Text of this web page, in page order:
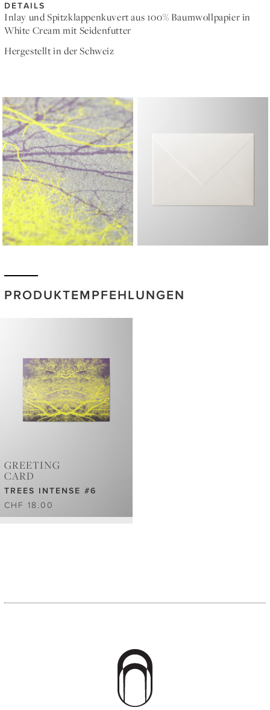
DETAILS
Inlay und Spitzklappenkuvert aus 100% Baumwollpapier in
White Cream mit Seidenfutter
Hergestellt in der Schweiz
PRODUKTEMPFEHLUNGEN
GREETING
CARD
TREES INTENSE #6
CHF 18.00